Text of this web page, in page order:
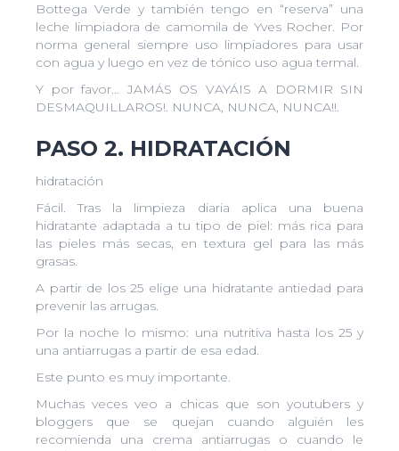
Bottega Verde y también tengo en “reserva” una
leche limpiadora de camomila de Yves Rocher. Por
norma general siempre uso limpiadores para usar
con agua y luego en vez de tónico uso agua termal.
Y por favor… JAMÁS OS VAYÁIS A DORMIR SIN
DESMAQUILLAROS!. NUNCA, NUNCA, NUNCA!!.
PASO 2. HIDRATACIÓN
hidratación
Fácil. Tras la limpieza diaria aplica una buena
hidratante adaptada a tu tipo de piel: más rica para
las pieles más secas, en textura gel para las más
grasas.
A partir de los 25 elige una hidratante antiedad para
prevenir las arrugas.
Por la noche lo mismo: una nutritiva hasta los 25 y
una antiarrugas a partir de esa edad.
Este punto es muy importante.
Muchas veces veo a chicas que son youtubers y
bloggers que se quejan cuando alguién les
recomienda una crema antiarrugas o cuando le